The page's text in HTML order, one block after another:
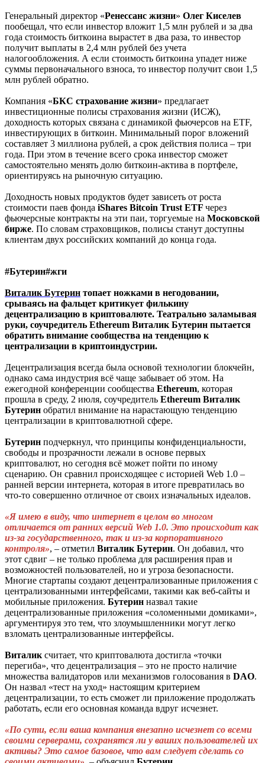
Генеральный директор «Ренессанс жизни» Олег Киселев
пообещал, что если инвестор вложит 1,5 млн рублей и за два
года стоимость биткоина вырастет в два раза, то инвестор
получит выплаты в 2,4 млн рублей без учета
налогообложения. А если стоимость биткоина упадет ниже
суммы первоначального взноса, то инвестор получит свои 1,5
млн рублей обратно.
Компания «БКС страхование жизни» предлагает
инвестиционные полисы страхования жизни (ИСЖ),
доходность которых связана с динамикой фьючерсов на ETF,
инвестирующих в биткоин. Минимальный порог вложений
составляет 3 миллиона рублей, а срок действия полиса – три
года. При этом в течение всего срока инвестор сможет
самостоятельно менять долю биткоин-актива в портфеле,
ориентируясь на рыночную ситуацию.
Доходность новых продуктов будет зависеть от роста
стоимости паев фонда iShares Bitcoin Trust ETF через
фьючерсные контракты на эти паи, торгуемые на Московской
бирже. По словам страховщиков, полисы станут доступны
клиентам двух российских компаний до конца года.
#Бутерин#жги
Виталик Бутерин топает ножками в негодовании,
срываясь на фальцет критикует филькину
децентрализацию в криптовалюте. Театрально заламывая
руки, соучредитель Ethereum Виталик Бутерин пытается
обратить внимание сообщества на тенденцию к
централизации в криптоиндустрии.
Децентрализация всегда была основой технологии блокчейн,
однако сама индустрия всё чаще забывает об этом. На
ежегодной конференции сообщества Ethereum, которая
прошла в среду, 2 июля, соучредитель Ethereum Виталик
Бутерин обратил внимание на нарастающую тенденцию
централизации в криптовалютной сфере.
Бутерин подчеркнул, что принципы конфиденциальности,
свободы и прозрачности лежали в основе первых
криптовалют, но сегодня всё может пойти по иному
сценарию. Он сравнил происходящее с историей Web 1.0 –
ранней версии интернета, которая в итоге превратилась во
что-то совершенно отличное от своих изначальных идеалов.
«Я имею в виду, что интернет в целом во многом
отличается от ранних версий Web 1.0. Это происходит как
из-за государственного, так и из-за корпоративного
контроля», – отметил Виталик Бутерин. Он добавил, что
этот сдвиг – не только проблема для расширения прав и
возможностей пользователей, но и угроза безопасности.
Многие стартапы создают децентрализованные приложения с
централизованными интерфейсами, такими как веб-сайты и
мобильные приложения. Бутерин назвал такие
децентрализованные приложения «соломенными домиками»,
аргументируя это тем, что злоумышленники могут легко
взломать централизованные интерфейсы.
Виталик считает, что криптовалюта достигла «точки
перегиба», что децентрализация – это не просто наличие
множества валидаторов или механизмов голосования в DAO.
Он назвал «тест на уход» настоящим критерием
децентрализации, то есть сможет ли приложение продолжать
работать, если его основная команда вдруг исчезнет.
«По сути, если ваша компания внезапно исчезнет со всеми
своими серверами, сохранятся ли у ваших пользователей их
активы? Это самое базовое, что вам следует сделать со